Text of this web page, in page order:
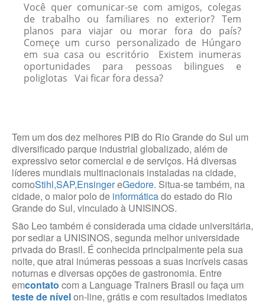
Você quer comunicar-se com amigos, colegas
de trabalho ou familiares no exterior? Tem
planos para viajar ou morar fora do país?
Começe um curso personalizado de Húngaro
em sua casa ou escritório Existem inumeras
oportunidades para pessoas bilingues e
poliglotas Vai ficar fora dessa?
Tem um dos dez melhores PIB do Rio Grande do Sul um
diversificado parque industrial globalizado, além de
expressivo setor comercial e de serviços. Há diversas
líderes mundiais multinacionais instaladas na cidade,
comoStihl,SAP,EnsingereGedore. Situa-se também, na
cidade, o maior polo de informáticado estado do Rio
Grande do Sul, vinculado à UNISINOS.
São Leo também é considerada uma cidade universitária,
por sediar a UNISINOS, segunda melhor universidade
privada do Brasil. É conhecida principalmente pela sua
noite, que atrai inúmeras pessoas a suas incríveis casas
noturnas e diversas opções de gastronomia. Entre
emcontato com a Language Trainers Brasil ou faça um
teste de nívelon-line, grátis e com resultados imediatos